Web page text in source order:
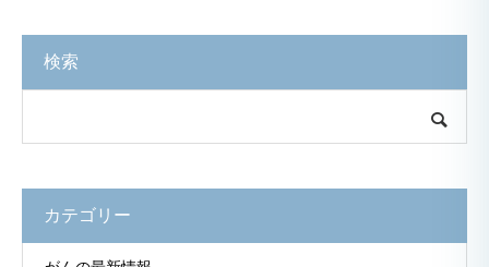
検索
カテゴリー